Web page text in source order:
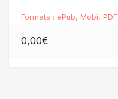
Formats : ePub, Mobi, PDF
0,00€